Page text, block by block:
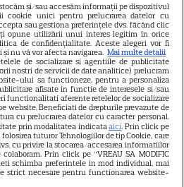
au șansa de a privi
de aparențe
loto din 30 iulie 2026.
câştigătoare
joi
și/sau accesăm informații pe dispozitivul
cookie unici pentru prelucrarea datelor cu
sau gestiona preferințele dvs. făcând clic
opune utilizării unui interes legitim în orice
de confidențialitate. Aceste alegeri vor fi
nu vă vor afecta navigarea. Mai multe detalii
de socializare si agentiile de publicitate
nostri de servicii de date analitice) prelucram
ului sa functioneze, pentru a personaliza
afisate in functie de interesele si/sau
functionalitati aferente retelelor de socializare
website. Beneficiati de drepturile prevazute de
cu prelucrarea datelor cu caracter personal.
prin modalitatea indicataaici. Prin click pe
folosirea tuturor Tehnologiilor de tip Cookie, care
cu privire la stocarea/accesarea informatiilor
Prin click pe “VREAU SA MODIFIC
schimba preferintele in mod individual, mai
strict necesare pentru functionarea website-